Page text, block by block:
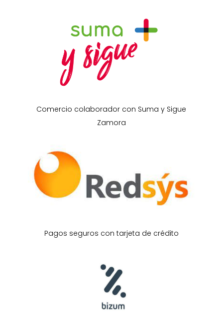
Comercio colaborador con Suma y Sigue
Zamora
Pagos seguros con tarjeta de crédito